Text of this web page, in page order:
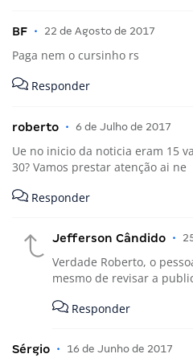
BF • 22 de Agosto de 2017
Paga nem o cursinho rs
Responder
roberto • 6 de Julho de 2017
Ue no inicio da noticia eram 15
30? Vamos prestar atenção ai ne
Responder
Jefferson Cândido •
Verdade Roberto, o
mesmo de revisar a
Responder
Sérgio • 16 de Junho de 2017